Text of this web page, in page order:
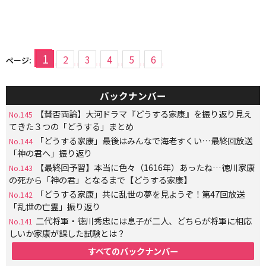
ページ: 1 2 3 4 5 6
バックナンバー
No.145
【賛否両論】大河ドラマ『どうする家康』を振り返り見え
てきた３つの「どうする」まとめ
No.144
「どうする家康」最後はみんなで海老すくい…最終回放送
「神の君へ」振り返り
No.143
【最終回予習】本当に色々（1616年）あったね…徳川家康
の死から「神の君」となるまで【どうする家康】
No.142
「どうする家康」共に乱世の夢を見ようぞ！第47回放送
「乱世の亡霊」振り返り
No.141 二代将軍・徳川秀忠には息子が二人、どちらが将軍に相応
しいか家康が課した試験とは？
すべてのバックナンバー